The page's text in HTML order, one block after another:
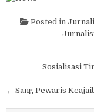
Posted in
PostSosialisasi
← Sang Pewaris